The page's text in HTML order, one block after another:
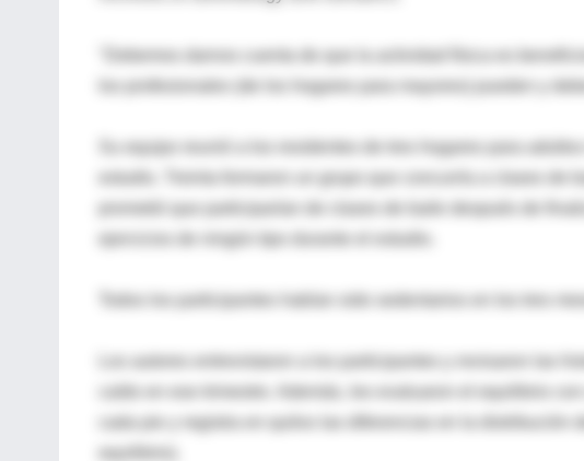
"Debemos darnos cuenta de que la actividad física es
los profesionales (de los hogares para mayores) pueden y
Su equipo reunió a los residentes de tres hogares para
estudio. Treinta formaron un grupo que concurría a clases de
prometió que participarían de clases de baile después de
ejercicios de ningún tipo durante el estudio.
caído en ese trimestre. Además, les evaluaron el equilibrio
cada pie y registra en quilos las diferencias en la distribución
equilibrio).